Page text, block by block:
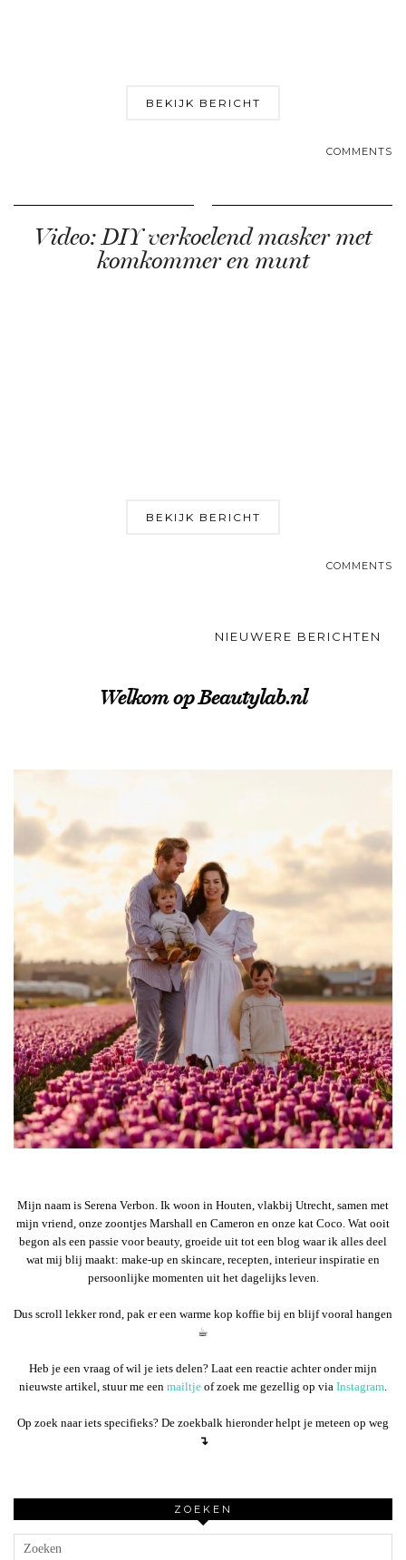
BEKIJK BERICHT
COMMENTS
Video: DIY verkoelend masker met
komkommer en munt
BEKIJK BERICHT
COMMENTS
NIEUWERE BERICHTEN
Welkom op Beautylab.nl
Mijn naam is Serena Verbon. Ik woon in Houten, vlakbij Utrecht, samen met
mijn vriend, onze zoontjes Marshall en Cameron en onze kat Coco. Wat ooit
begon als een passie voor beauty, groeide uit tot een blog waar ik alles deel
wat mij blij maakt: make-up en skincare, recepten, interieur inspiratie en
persoonlijke momenten uit het dagelijks leven.
Dus scroll lekker rond, pak er een warme kop koffie bij en blijf vooral hangen
☕︎
Heb je een vraag of wil je iets delen? Laat een reactie achter onder mijn
nieuwste artikel, stuur me een mailtje of zoek me gezellig op via Instagram
Op zoek naar iets specifieks? De zoekbalk hieronder helpt je meteen op weg
↴
ZOEKEN